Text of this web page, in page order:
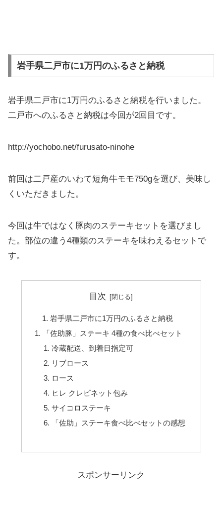
岩手県二戸市に1万円のふるさと納税
岩手県二戸市に1万円のふるさと納税を行いました。
二戸市へのふるさと納税は今回が2回目です。
http://yochobo.net/furusato-ninohe
前回は二戸産のいわて短角牛モモ750gを選び、美味し
くいただきました。
今回は牛ではなく豚肉のステーキセットを選びまし
た。部位の違う4種類のステーキを味わえるセットで
す。
目次
岩手県二戸市に1万円のふるさと納税
「佐助豚」ステーキ 4種の食べ比べセット
冷蔵配送、到着日指定可
リブロース
ロース
ヒレ クレピネット包み
サイコロステーキ
「佐助」ステーキ食べ比べセットの感想
スポンサーリンク